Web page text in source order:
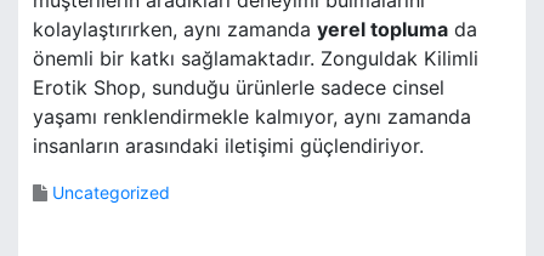
kolaylaştırırken, aynı zamanda yerel topluma da
önemli bir katkı sağlamaktadır. Zonguldak Kilimli
Erotik Shop, sunduğu ürünlerle sadece cinsel
yaşamı renklendirmekle kalmıyor, aynı zamanda
insanların arasındaki iletişimi güçlendiriyor.
Uncategorized